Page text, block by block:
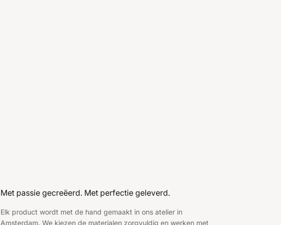
Met passie gecreëerd. Met perfectie geleverd.
Elk product wordt met de hand gemaakt in ons atelier in
Amsterdam. We kiezen de materialen zorgvuldig en werken met